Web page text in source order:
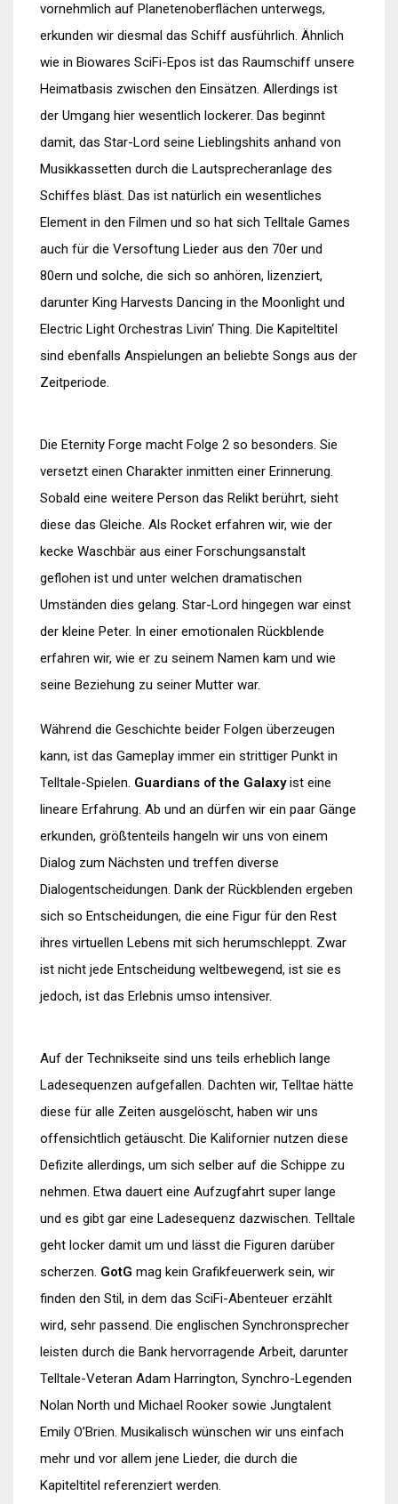
vornehmlich auf Planetenoberflächen unterwegs,
erkunden wir diesmal das Schiff ausführlich. Ähnlich
wie in Biowares SciFi-Epos ist das Raumschiff unsere
Heimatbasis zwischen den Einsätzen. Allerdings ist
der Umgang hier wesentlich lockerer. Das beginnt
damit, das Star-Lord seine Lieblingshits anhand von
Musikkassetten durch die Lautsprecheranlage des
Schiffes bläst. Das ist natürlich ein wesentliches
Element in den Filmen und so hat sich Telltale Games
auch für die Versoftung Lieder aus den 70er und
80ern und solche, die sich so anhören, lizenziert,
darunter King Harvests Dancing in the Moonlight und
Electric Light Orchestras Livin‘ Thing. Die Kapiteltitel
sind ebenfalls Anspielungen an beliebte Songs aus der
Zeitperiode.
Die Eternity Forge macht Folge 2 so besonders. Sie
versetzt einen Charakter inmitten einer Erinnerung.
Sobald eine weitere Person das Relikt berührt, sieht
diese das Gleiche. Als Rocket erfahren wir, wie der
kecke Waschbär aus einer Forschungsanstalt
geflohen ist und unter welchen dramatischen
Umständen dies gelang. Star-Lord hingegen war einst
der kleine Peter. In einer emotionalen Rückblende
erfahren wir, wie er zu seinem Namen kam und wie
seine Beziehung zu seiner Mutter war.
Während die Geschichte beider Folgen überzeugen
kann, ist das Gameplay immer ein strittiger Punkt in
Telltale-Spielen. Guardians of the Galaxyist eine
lineare Erfahrung. Ab und an dürfen wir ein paar Gänge
erkunden, größtenteils hangeln wir uns von einem
Dialog zum Nächsten und treffen diverse
Dialogentscheidungen. Dank der Rückblenden ergeben
sich so Entscheidungen, die eine Figur für den Rest
ihres virtuellen Lebens mit sich herumschleppt. Zwar
ist nicht jede Entscheidung weltbewegend, ist sie es
jedoch, ist das Erlebnis umso intensiver.
Auf der Technikseite sind uns teils erheblich lange
Ladesequenzen aufgefallen. Dachten wir, Telltae hätte
diese für alle Zeiten ausgelöscht, haben wir uns
offensichtlich getäuscht. Die Kalifornier nutzen diese
Defizite allerdings, um sich selber auf die Schippe zu
nehmen. Etwa dauert eine Aufzugfahrt super lange
und es gibt gar eine Ladesequenz dazwischen. Telltale
geht locker damit um und lässt die Figuren darüber
scherzen. GotG mag kein Grafikfeuerwerk sein, wir
finden den Stil, in dem das SciFi-Abenteuer erzählt
wird, sehr passend. Die englischen Synchronsprecher
leisten durch die Bank hervorragende Arbeit, darunter
Telltale-Veteran Adam Harrington, Synchro-Legenden
Nolan North und Michael Rooker sowie Jungtalent
Emily O’Brien. Musikalisch wünschen wir uns einfach
mehr und vor allem jene Lieder, die durch die
Kapiteltitel referenziert werden.